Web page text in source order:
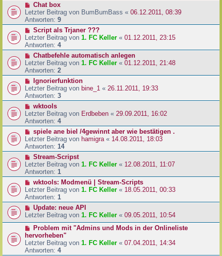
Chat box
Letzter Beitrag von BumBumBass « 06.12.2011, 08:39
Antworten: 9
Script als Trjaner ???
Letzter Beitrag von 1. FC Keller « 01.12.2011, 23:15
Antworten: 4
Chatbefehle automatisch anlegen
Letzter Beitrag von 1. FC Keller « 01.12.2011, 21:48
Antworten: 2
Ignorierfunktion
Letzter Beitrag von bine_1 « 26.11.2011, 19:33
Antworten: 3
wktools
Letzter Beitrag von Erdbeben « 29.09.2011, 16:02
Antworten: 4
spiele ane biel /4gewinnt aber wie bestätigen .
Letzter Beitrag von hamigra « 14.08.2011, 18:03
Antworten: 14
Stream-Scripst
Letzter Beitrag von 1. FC Keller « 12.08.2011, 11:07
Antworten: 1
wktools: Modmenü | Stream-Scripts
Letzter Beitrag von 1. FC Keller « 18.05.2011, 00:33
Antworten: 1
Update: neue API
Letzter Beitrag von 1. FC Keller « 09.05.2011, 10:54
Problem mit "Admins und Mods in der Onlineliste
hervorheben"
Letzter Beitrag von 1. FC Keller « 07.04.2011, 14:34
Antworten: 4